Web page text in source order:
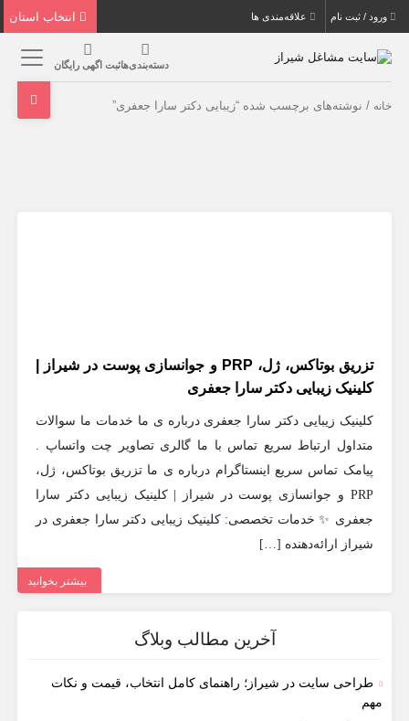
ورود / ثبت نام علاقه‌مندی ها
دسته‌بندی‌هاثبت اگهی رایگان
خانه / نوشته‌های برچسب شده “زیبایی دکتر سارا جعفری”
تزریق بوتاکس، ژل، PRP و جوانسازی پوست در شیراز |
کلینیک زیبایی دکتر سارا جعفری
کلینیک زیبایی دکتر سارا جعفری درباره ی ما خدمات ما سوالات
متداول ارتباط سریع تماس با ما گالری تصاویر چت واتساپ .
پیامک تماس سریع اینستاگرام درباره ی ما تزریق بوتاکس، ژل،
PRP و جوانسازی پوست در شیراز | کلینیک زیبایی دکتر سارا
جعفری ✨ خدمات تخصصی: کلینیک زیبایی دکتر سارا جعفری در
شیراز ارائه‌دهنده […]
بیشتر بخوانید
آخرین مطالب وبلاگ
طراحی سایت در شیراز؛ راهنمای کامل انتخاب، قیمت و نکات
مهم